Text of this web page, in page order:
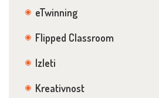
eTwinning
Flipped Classroom
Izleti
Kreativnost